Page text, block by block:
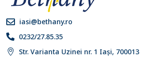
 iasi@bethany.ro
 0232/27.85.35
 Str. Varianta Uzinei nr. 1 Iași, 700013